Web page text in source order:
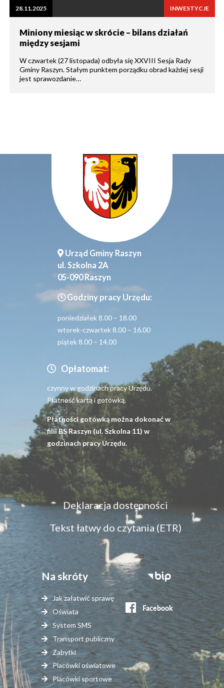
28.11.2025 INWESTYCJE
Miniony miesiąc w skrócie – bilans działań
między sesjami
W czwartek (27 listopada) odbyła się XXVIII Sesja Rady
Gminy Raszyn. Stałym punktem porządku obrad każdej sesji
jest sprawozdanie…
Urząd Gminy Raszyn
ul. Szkolna 2A
05-090 Raszyn
Godziny pracy Urzędu:
poniedziałek 8.00 – 18.00
wtorek-czwartek 8.00 – 16.00
piątek 8.00 – 14.00
Opłatomat:
czynny w godzinach pracy Urzędu.
Płatność kartą i gotówką.
Płatności gotówką można dokonać w
filii BS Raszyn (ul. Szkolna 11) w
godzinach pracy Urzędu.
Menu
dostępność
Deklaracja dostępności
Tekst łatwy do czytania (ETR)
Na skróty
Jak załatwić sprawę
Oświata
System SMS
Transport publiczny
Zabytki
Placówki oświatowe
Placówki sportowe
Stopka
serwisy
zewnętrzne